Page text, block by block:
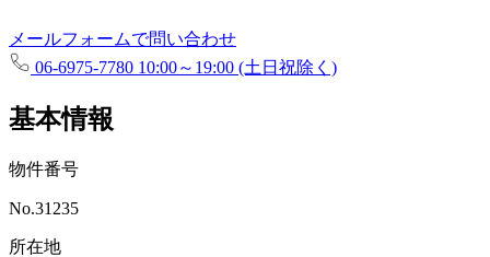
メールフォームで問い合わせ
06-6975-7780 10:00～19:00 (土日祝除く)
基本情報
物件番号
No.31235
所在地